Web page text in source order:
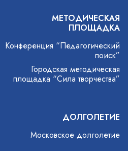
МЕТОДИЧЕСКАЯ
ПЛОЩАДКА
Конференция “Педагогический
поиск”
Городская методическая
площадка “Сила творчества”
ДОЛГОЛЕТИЕ
Московское долголетие